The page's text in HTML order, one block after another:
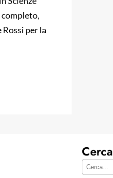
completo,
per la
Cerca
C